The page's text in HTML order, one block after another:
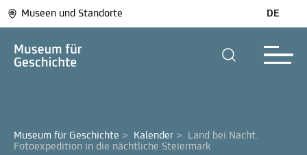
Museen und Standorte DE
Museum für Geschichte > Kalender >
Land bei Nacht.
Fotoexpedition in die nächtliche Steiermark